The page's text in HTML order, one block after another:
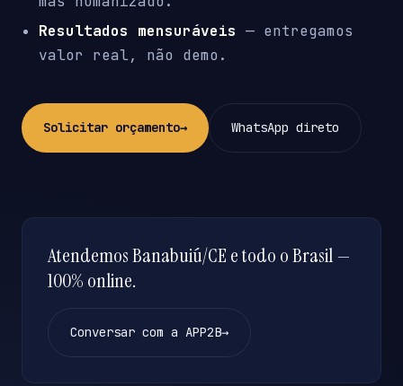
Resultados mensuráveis — entregamos
valor real, não demo.
Solicitar orçamento→ WhatsApp direto
Atendemos Banabuiú/CE e todo o Brasil —
100% online.
Conversar com a APP2B→